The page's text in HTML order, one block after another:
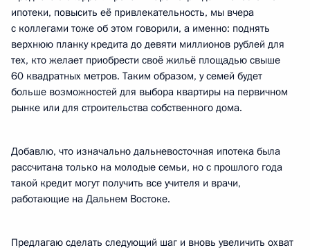
ипотеки, повысить её привлекательность, мы вчера
с коллегами тоже об этом говорили, а именно: поднять
верхнюю планку кредита до девяти миллионов рублей для
тех, кто желает приобрести своё жильё площадью свыше
60 квадратных метров. Таким образом, у семей будет
больше возможностей для выбора квартиры на первичном
рынке или для строительства собственного дома.
Добавлю, что изначально дальневосточная ипотека была
рассчитана только на молодые семьи, но с прошлого года
такой кредит могут получить все учителя и врачи,
работающие на Дальнем Востоке.
Предлагаю сделать следующий шаг и вновь увеличить охват